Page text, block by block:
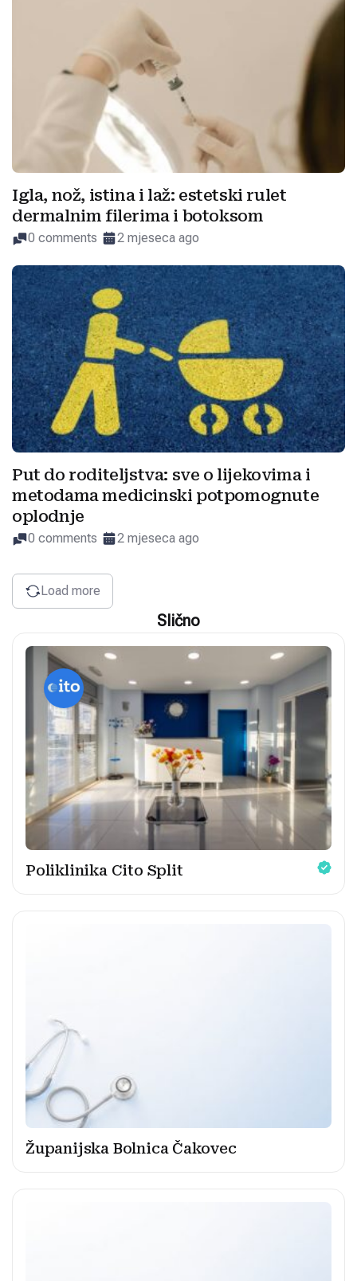
Igla, nož, istina i laž: estetski rulet
dermalnim filerima i botoksom
0 comments 2 mjeseca ago
Put do roditeljstva: sve o lijekovima i
metodama medicinski potpomognute
oplodnje
0 comments 2 mjeseca ago
Load more
Slično
Poliklinika Cito Split
Županijska Bolnica Čakovec